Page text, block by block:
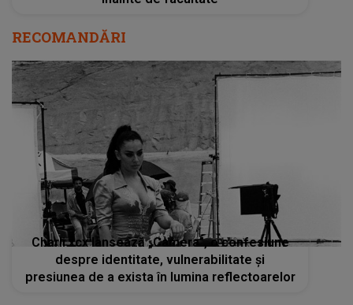
RECOMANDĂRI
Charli xcx lansează „Camera”, o confesiune
despre identitate, vulnerabilitate și
presiunea de a exista în lumina reflectoarelor